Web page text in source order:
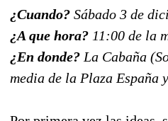
¿Cuando? Sábado 3 de
¿A que hora? 11:00 de la
¿En donde? La Cabaña
media de la Plaza España